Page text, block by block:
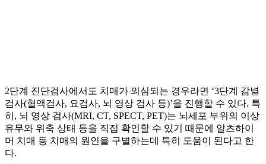
2단계 진단검사에서도 치매가 의심되는 경우라면 ‘3단계 감별
검사(혈액검사, 요검사, 뇌 영상 검사 등)’을 진행할 수 있다. 특
히, 뇌 영상 검사(MRI, CT, SPECT, PET)는 뇌세포 부위의 이상
유무와 위축 상태 등을 직접 확인할 수 있기 때문에 알츠하이
머 치매 등 치매의 원인을 구별하는데 특히 도움이 된다고 한
다.